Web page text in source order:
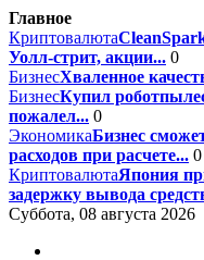
Главное
Криптовалюта
Уолл-стрит, акции... 0
БизнесХваленное
БизнесКупил
пожалел... 0
ЭкономикаБизнес
расходов при расчете... 0
КриптовалютаЯпония
задержку вывода
Суббота, 08 августа 2026